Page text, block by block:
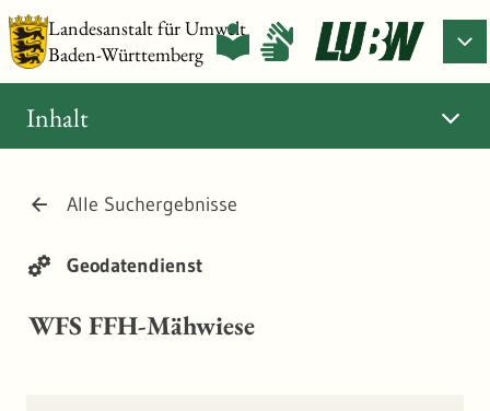
Landesanstalt für Umwelt
Baden-Württemberg
Alle Suchergebnisse
Geodatendienst
WFS FFH-Mähwiese
Inhalt